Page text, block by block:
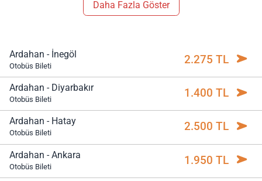
Daha Fazla Göster
Ardahan - İnegöl
Otobüs Bileti 2.275 TL
Ardahan - Diyarbakır
Otobüs Bileti 1.400 TL
Ardahan - Hatay
Otobüs Bileti 2.500 TL
Ardahan - Ankara
Otobüs Bileti 1.950 TL